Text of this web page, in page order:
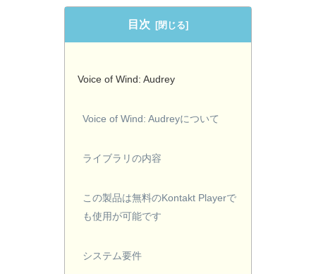
目次
Voice of Wind: Audrey
Voice of Wind: Audreyについて
ライブラリの内容
この製品は無料のKontakt Playerで
も使用が可能です
システム要件